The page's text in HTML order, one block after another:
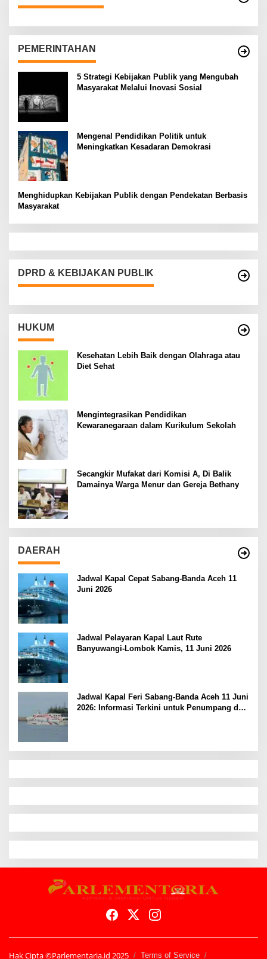
PEMERINTAHAN
5 Strategi Kebijakan Publik yang Mengubah
Masyarakat Melalui Inovasi Sosial
Mengenal Pendidikan Politik untuk
Meningkatkan Kesadaran Demokrasi
Menghidupkan Kebijakan Publik dengan Pendekatan Berbasis
Masyarakat
DPRD & KEBIJAKAN PUBLIK
HUKUM
Kesehatan Lebih Baik dengan Olahraga atau
Diet Sehat
Mengintegrasikan Pendidikan
Kewaranegaraan dalam Kurikulum Sekolah
Secangkir Mufakat dari Komisi A, Di Balik
Damainya Warga Menur dan Gereja Bethany
DAERAH
Jadwal Kapal Cepat Sabang-Banda Aceh 11
Juni 2026
Jadwal Pelayaran Kapal Laut Rute
Banyuwangi-Lombok Kamis, 11 Juni 2026
Jadwal Kapal Feri Sabang-Banda Aceh 11 Juni
2026: Informasi Terkini untuk Penumpang dan
Hak Cipta ©Parlementaria.id 2025 Terms of Service